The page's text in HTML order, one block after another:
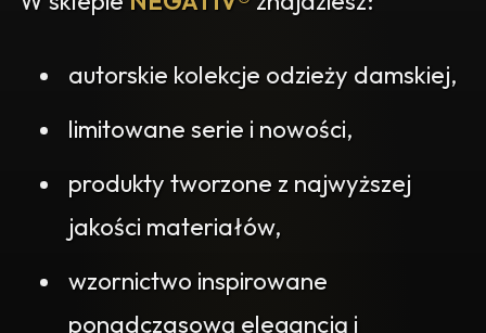
autorskie kolekcje odzieży damskiej,
limitowane serie i nowości,
produkty tworzone z najwyższej
jakości materiałów,
wzornictwo inspirowane
ponadczasową elegancją i